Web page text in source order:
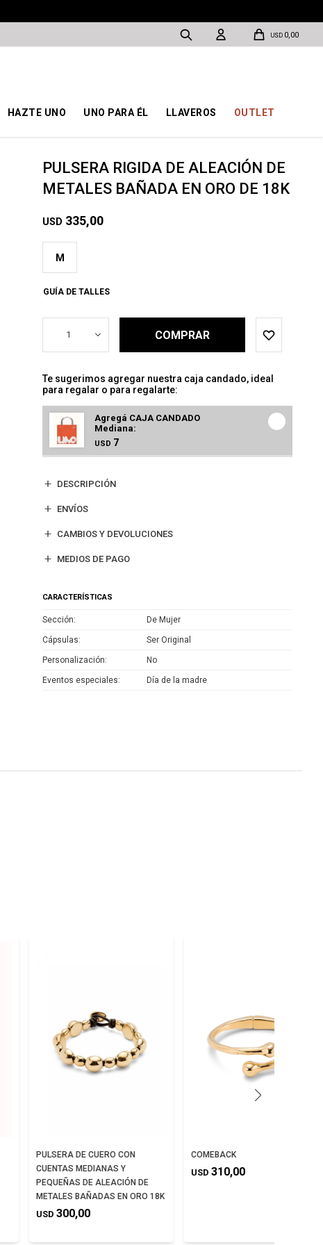
HAZTE UNO UNO PARA ÉL LLAVEROS OUTLET
USD 0,00
PULSERA RIGIDA DE ALEACIÓN DE
METALES BAÑADA EN ORO DE 18K
USD 335,00
M
GUÍA DE TALLES
1 COMPRAR
Te sugerimos agregar nuestra caja candado, ideal
para regalar o para regalarte:
Agregá CAJA CANDADO
Mediana:
USD 7
DESCRIPCIÓN
ENVÍOS
CAMBIOS Y DEVOLUCIONES
MEDIOS DE PAGO
CARACTERÍSTICAS
Sección De Mujer
Cápsulas Ser Original
Personalización No
Eventos especiales Día de la madre
PULSERA DE CUERO CON
CUENTAS MEDIANAS Y
PEQUEÑAS DE ALEACIÓN DE
METALES BAÑADAS EN ORO 18K
USD 300,00
COMEBACK
USD 310,00